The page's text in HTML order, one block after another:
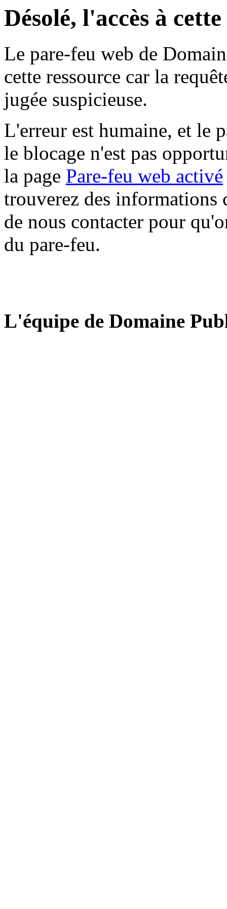
Désolé, l'accès à
Le pare-feu web de
cette ressource car la
jugée suspicieuse.
L'erreur est humaine, et le
le blocage n'est pas
la page Pare-feu web activé
trouverez des informations
de nous contacter pour
du pare-feu.
L'équipe de Domaine